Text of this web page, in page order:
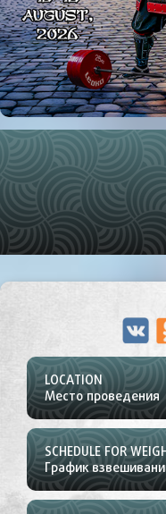
LOCATION
Место проведения
SCHEDULE FOR
График